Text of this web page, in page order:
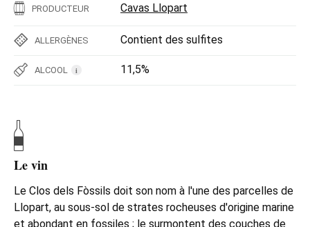
PRODUCTEUR Cavas Llopart
ALLERGÈNES Contient des sulfites
ALCOOL i 11,5%
Le vin
Le Clos dels Fòssils doit son nom à l'une des parcelles de
Llopart, au sous-sol de strates rocheuses d'origine marine
et abondant en fossiles ; le surmontent des couches de